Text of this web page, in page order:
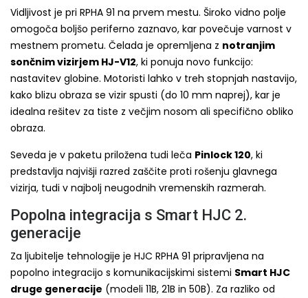
Vidljivost je pri RPHA 91 na prvem mestu. Široko vidno polje
omogoča boljšo periferno zaznavo, kar povečuje varnost v
mestnem prometu. Čelada je opremljena z notranjim
sončnim vizirjem HJ-V12, ki ponuja novo funkcijo:
nastavitev globine. Motoristi lahko v treh stopnjah nastavijo,
kako blizu obraza se vizir spusti (do 10 mm naprej), kar je
idealna rešitev za tiste z večjim nosom ali specifično obliko
obraza.
Seveda je v paketu priložena tudi leča Pinlock 120, ki
predstavlja najvišji razred zaščite proti rošenju glavnega
vizirja, tudi v najbolj neugodnih vremenskih razmerah.
Popolna integracija s Smart HJC 2.
generacije
Za ljubitelje tehnologije je HJC RPHA 91 pripravljena na
popolno integracijo s komunikacijskimi sistemi Smart HJC
druge generacije (modeli 11B, 21B in 50B). Za razliko od